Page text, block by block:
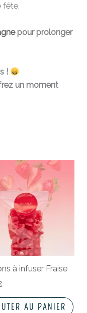
fête.
pour prolonger
!
un moment
à infuser Fraise
AU PANIER